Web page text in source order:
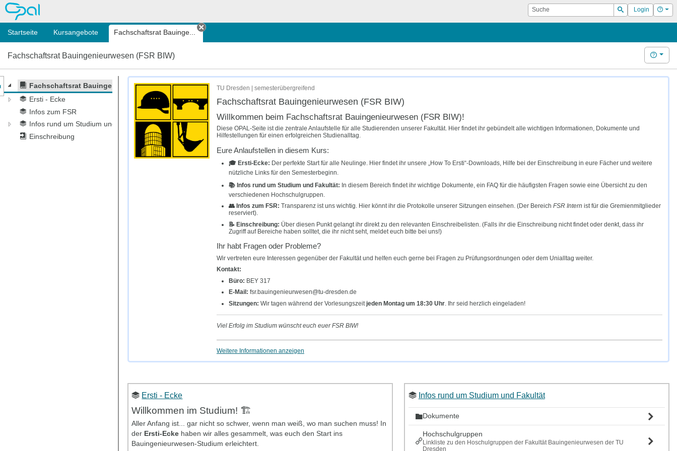
OPAL Suche
Suchen
Login Hilfe
Startseite Kursangebote Fachschaftsrat Bauinge...
Tab schließen
Fachschaftsrat Bauingenieurwesen (FSR BIW) Hilfe
Fachschaftsrat Bauingenieurwesen (FSR BIW)
Ersti - Ecke
Infos zum FSR
Infos rund um Studium und Fakultät
Einschreibung
des Kursmenüs
TU Dresden | semesterübergreifend
Fachschaftsrat Bauingenieurwesen (FSR BIW)
Willkommen beim Fachschaftsrat Bauingenieurwesen (FSR BIW)!
Diese OPAL-Seite ist die zentrale Anlaufstelle für alle Studierenden unserer Fakultät. Hier findet ihr gebündelt alle wichtigen Informationen, Dokumente und
Hilfestellungen für einen erfolgreichen Studienalltag.
Eure Anlaufstellen in diesem Kurs:
🎓 Ersti-Ecke: Der perfekte Start für alle Neulinge. Hier findet ihr unsere „How To Ersti“-Downloads, Hilfe bei der Einschreibung in eure Fächer und weitere
nützliche Links für den Semesterbeginn.
📚 Infos rund um Studium und Fakultät: In diesem Bereich findet ihr wichtige Dokumente, ein FAQ für die häufigsten Fragen sowie eine Übersicht zu den
verschiedenen Hochschulgruppen.
👥 Infos zum FSR: Transparenz ist uns wichtig. Hier könnt ihr die Protokolle unserer Sitzungen einsehen. (Der BereichFSR Intern ist für die Gremienmitglieder
reserviert).
📝 Einschreibung: Über diesen Punkt gelangt ihr direkt zu den relevanten Einschreibelisten. (Falls ihr die Einschreibung nicht findet oder denkt, dass ihr
Zugriff auf Bereiche haben solltet, die ihr nicht seht, meldet euch bitte bei uns!)
Ihr habt Fragen oder Probleme?
Wir vertreten eure Interessen gegenüber der Fakultät und helfen euch gerne bei Fragen zu Prüfungsordnungen oder dem Unialltag weiter.
Kontakt:
Büro: BEY 317
E-Mail: fsr.bauingenieurwesen@tu-dresden.de
Sitzungen: Wir tagen während der Vorlesungszeitjeden Montag um 18:30 Uhr. Ihr seid herzlich eingeladen!
Viel Erfolg im Studium wünscht euch euer FSR BIW!
Weitere Informationen anzeigen
Ersti - Ecke
Willkommen im Studium! 🏗️
Aller Anfang ist... gar nicht so schwer, wenn man weiß, wo man suchen muss! In
der Ersti-Ecke haben wir alles gesammelt, was euch den Start ins
Bauingenieurwesen-Studium erleichtert.
Infos rund um Studium und Fakultät
Dokumente
Hochschulgruppen
Linkliste zu den Hoschulgruppen der Fakultät Bauingenieurwesen der TU
Dresden